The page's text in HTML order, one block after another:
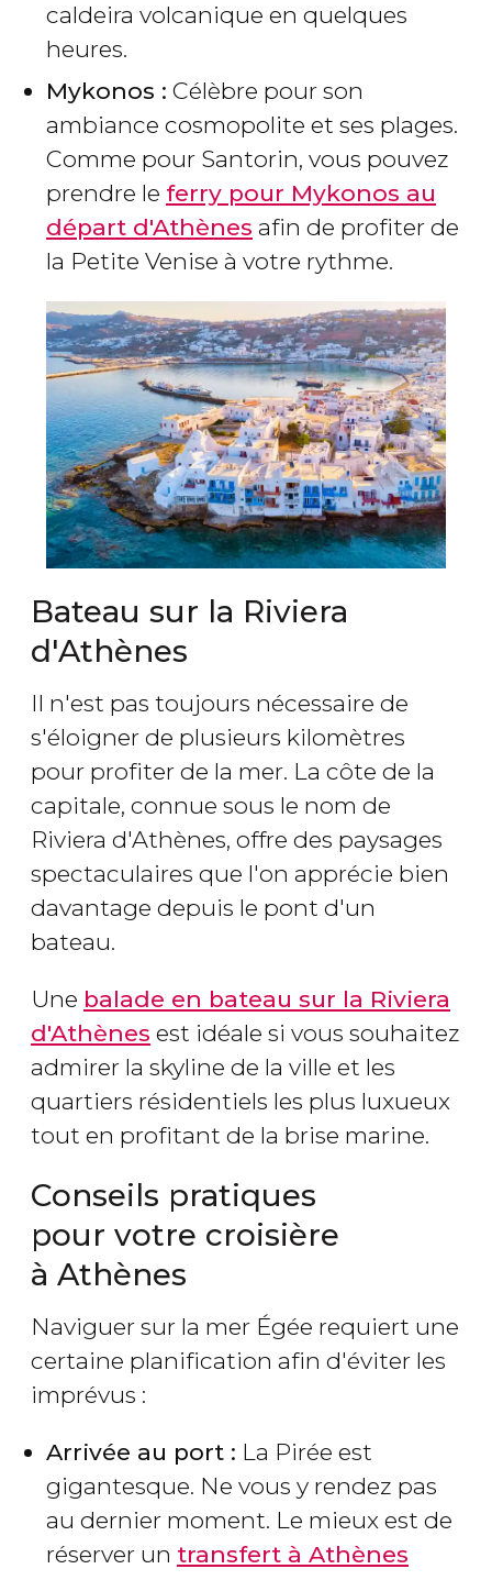
caldeira volcanique en quelques
heures.
Mykonos : Célèbre pour son
ambiance cosmopolite et ses plages.
Comme pour Santorin, vous pouvez
prendre le ferry pour Mykonos au
départ d'Athènes afin de profiter de
la Petite Venise à votre rythme.
Bateau sur la Riviera
d'Athènes
Il n'est pas toujours nécessaire de
s'éloigner de plusieurs kilomètres
pour profiter de la mer. La côte de la
capitale, connue sous le nom de
Riviera d'Athènes, offre des paysages
spectaculaires que l'on apprécie bien
davantage depuis le pont d'un
bateau.
Une balade en bateau sur la Riviera
d'Athènes est idéale si vous souhaitez
admirer la skyline de la ville et les
quartiers résidentiels les plus luxueux
tout en profitant de la brise marine.
Conseils pratiques
pour votre croisière
à Athènes
Naviguer sur la mer Égée requiert une
certaine planification afin d'éviter les
imprévus :
Arrivée au port : La Pirée est
gigantesque. Ne vous y rendez pas
au dernier moment. Le mieux est de
réserver un transfert à Athènes